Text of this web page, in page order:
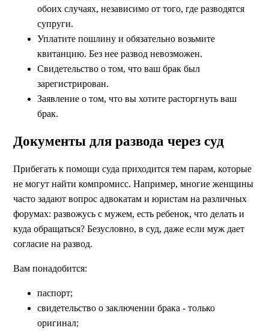
обоих случаях, независимо от того, где разводятся
супруги.
Уплатите пошлину и обязательно возьмите
квитанцию. Без нее развод невозможен.
Свидетельство о том, что ваш брак был
зарегистрирован.
Заявление о том, что вы хотите расторгнуть ваш
брак.
Документы для развода через суд
Прибегать к помощи суда приходится тем парам, которые
не могут найти компромисс. Например, многие женщины
часто задают вопрос адвокатам и юристам на различных
форумах: развожусь с мужем, есть ребенок, что делать и
куда обращаться? Безусловно, в суд, даже если муж дает
согласие на развод.
Вам понадобится:
паспорт;
свидетельство о заключении брака - только
оригинал;